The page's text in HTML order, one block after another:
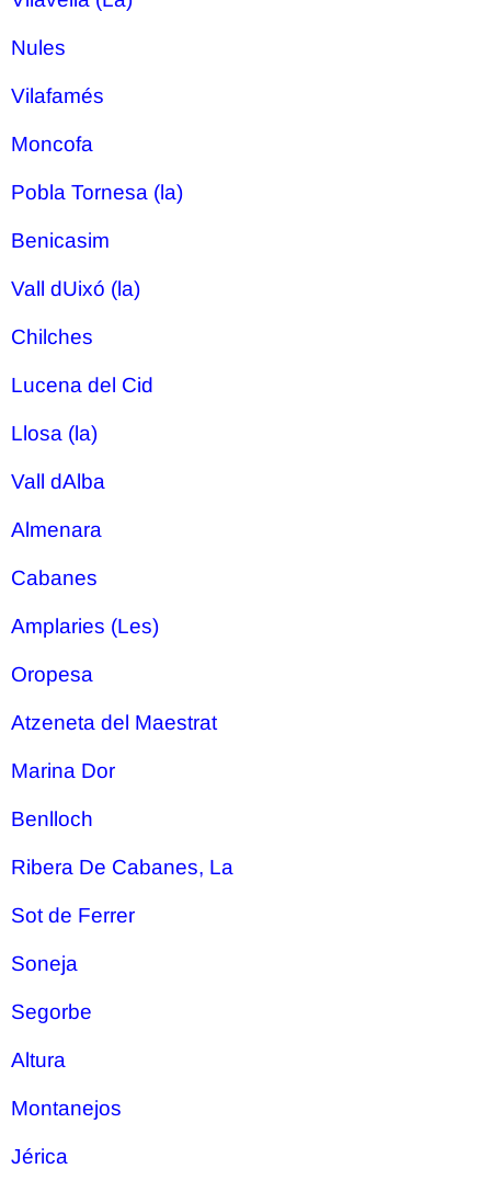
Nules
Vilafamés
Moncofa
Pobla Tornesa (la)
Benicasim
Vall dUixó (la)
Chilches
Lucena del Cid
Llosa (la)
Vall dAlba
Almenara
Cabanes
Amplaries (Les)
Oropesa
Atzeneta del Maestrat
Marina Dor
Benlloch
Ribera De Cabanes, La
Sot de Ferrer
Soneja
Segorbe
Altura
Montanejos
Jérica